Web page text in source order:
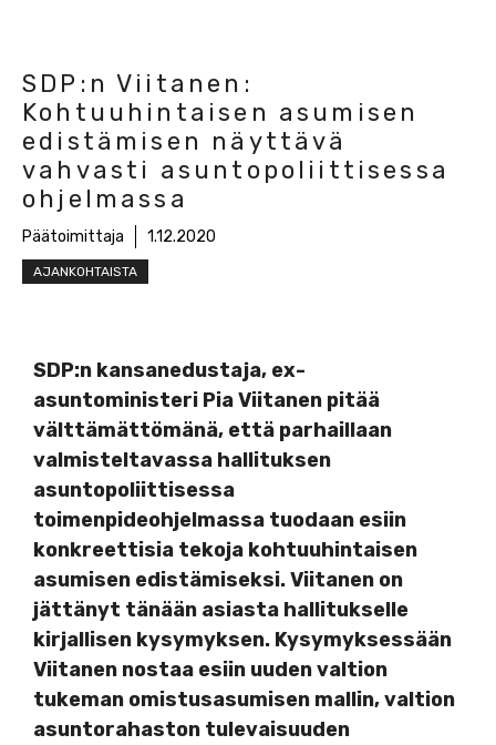
SDP:n Viitanen:
Kohtuuhintaisen asumisen
edistämisen näyttävä
vahvasti asuntopoliittisessa
ohjelmassa
Päätoimittaja 1.12.2020
AJANKOHTAISTA
SDP:n kansanedustaja, ex-
asuntoministeri Pia Viitanen pitää
välttämättömänä, että parhaillaan
valmisteltavassa hallituksen
asuntopoliittisessa
toimenpideohjelmassa tuodaan esiin
konkreettisia tekoja kohtuuhintaisen
asumisen edistämiseksi. Viitanen on
jättänyt tänään asiasta hallitukselle
kirjallisen kysymyksen. Kysymyksessään
Viitanen nostaa esiin uuden valtion
tukeman omistusasumisen mallin, valtion
asuntorahaston tulevaisuuden